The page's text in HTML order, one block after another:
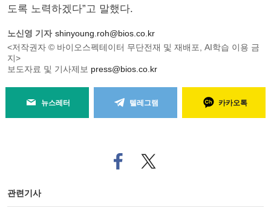
도록 노력하겠다”고 말했다.
노신영 기자 shinyoung.roh@bios.co.kr
<저작권자 © 바이오스펙테이터 무단전재 및 재배포, AI학습 이용 금
지>
보도자료 및 기사제보 press@bios.co.kr
뉴스레터 텔레그램 카카오톡
페
이
트위
터로
관련기사